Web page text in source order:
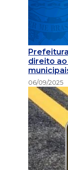
direito
06/09/2025